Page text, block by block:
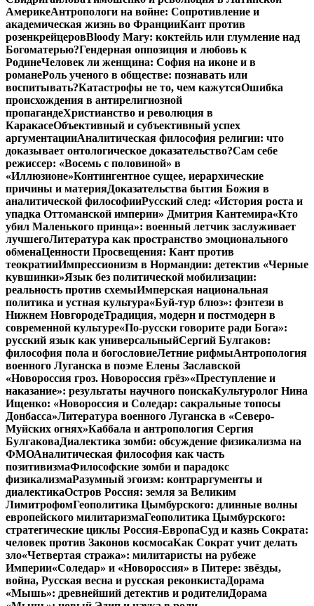
АмерикеАнтропологи на войне: Сопротивление и
академическая жизнь во ФранцииКант против
розенкрейцеровBloody Mary: коктейль или глумление над
Богоматерью?Гендерная оппозиция и любовь к
РодинеЧеловек ли женщина: София на иконе и в
романеРоль ученого в обществе: познавать или
воспитывать?Катастрофы не то, чем кажутсяОшибка
происхождения в антирелигиозной
пропагандеХристианство и революция в
КаракасеОбъективный и субъективный успех
аргументацииАналитическая философия религии: что
доказывает онтологическое доказательство?Сам себе
режиссер: «Восемь с половиной» в
«Иллюзионе»Контингентное сущее, иерархические
причины и материяДоказательства бытия Божия в
аналитической философииРусский след: «История роста и
упадка Оттоманской империи» Дмитрия Кантемира«Кто
убил Маленького принца»: военный летчик заслуживает
лучшегоЛитература как пространство эмоционального
обменаЦенности Просвещения: Кант против
теократииИмпрессионизм в Нормандии: детектив «Черные
кувшинки»Язык без политической мобилизации:
реальность против схемыИмперская национальная
политика и устная культура«Буй-тур блюз»: фэнтези в
Нижнем НовгородеТрадиция, модерн и постмодерн в
современной культуре«По-русски говорите ради Бога»:
русский язык как универсальныйСергий Булгаков:
философия пола и богословиеЛетние рифмыАнтропология
военного Луганска в поэме Елены Заславской
«Новороссия гроз. Новороссия грёз»«Преступление и
наказание»: результаты научного поискаКультуролог Нина
Ищенко: «Новороссия и Соледар: сакральные топосы
Донбасса»Литература военного Луганска в «Северо-
Муйских огнях»Каббала и антропология Сергия
БулгаковаДиалектика зомби: обсуждение физикализма на
ФМОАналитическая философия как часть
позитивизмаФилософские зомби и парадокс
физикализмаРазумный эгоизм: контраргументы и
диалектикаОстров Россия: земля за Великим
ЛимитрофомГеополитика Цымбурского: длинные волны
европейского милитаризмаГеополитика Цымбурского:
стратегические циклы Россия-ЕвропаСуд и казнь Сократа:
человек против Законов космосаКак Сократ учит делать
зло«Четвертая стража»: милитаристы на рубеже
Империи«Соледар» и «Новороссия» в Питере: звёзды,
война, Русская весна и русская реконкистаДорама
«Мышь»: древнейший детектив и родителиДорама